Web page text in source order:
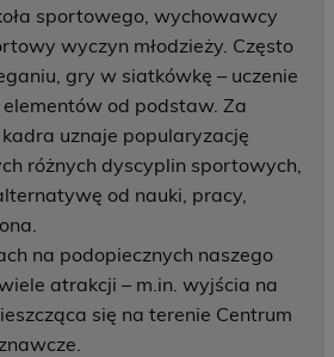
sportowego, wychowawcy
wyczyn młodzieży. Często
gry w siatkówkę – uczenie
od podstaw. Za
uznaje popularyzację
różnych dyscyplin sportowych,
od nauki, pracy,
na podopiecznych naszego
atrakcji – m.in. wyjścia na
się na terenie Centrum